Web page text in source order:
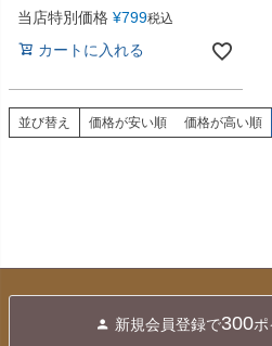
当店特別価格 ¥799税込
カートに入れる
並び替え 価格が安い順 価格が高い順
新規会員登録で300ポ